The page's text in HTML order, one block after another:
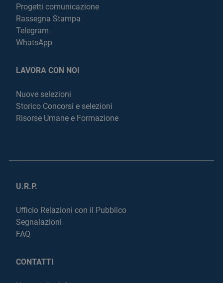
Progetti comunicazione
Rassegna Stampa
Telegram
WhatsApp
LAVORA CON NOI
Nuove selezioni
Storico Concorsi e selezioni
Risorse Umane e Formazione
U.R.P.
Ufficio Relazioni con il Pubblico
Segnalazioni
FAQ
CONTATTI